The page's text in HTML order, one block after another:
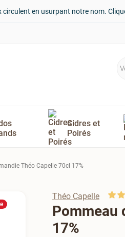
circulent en usurpant notre nom.
Cidres et
Poirés
Théo Capelle 70cl 17%
Théo Capelle
Pommeau
17%